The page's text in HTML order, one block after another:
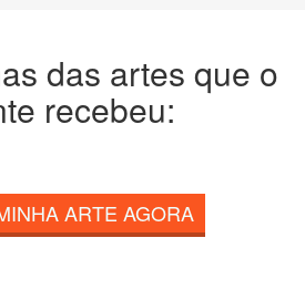
das artes que o
recebeu:
ARTE AGORA